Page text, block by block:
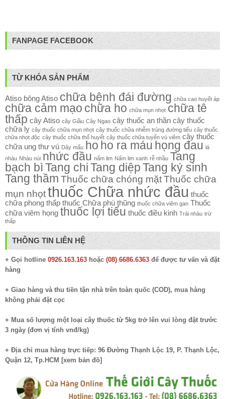
FANPAGE FACEBOOK
TỪ KHÓA SẢN PHẨM
Atiso bông Atiso chữa bệnh đái đường chữa cao huyết áp
chữa cảm mạo chữa ho chữa mụn nhọt chữa tê
thấp cây Atiso cây Giầu Cây Ngao cây thuốc an thần cây thuốc
chữa lỵ cây thuốc chữa mụn nhọt cây thuốc chữa nhiễm trùng đường tiểu cây thuốc
chữa nhọt độc cây thuốc chữa thổ huyết cây thuốc chữa tuyến vú viêm cây thuốc
chữa ung thư vú Dây mấu ho ho ra máu họng đau lá
nhàu Nhàu núi nhức đầu nấm lim Nấm lim xanh rễ nhầu Tang
bạch bì Tang chi Tang diệp Tang ký sinh
Tang thầm Thuốc chữa chóng mặtThuốc chữa
mụn nhọtthuốc Chữa nhức đầu thuốc
chữa phong thấp thuốc Chữa phù thũng thuốc chữa viêm gan Thuốc
chữa viêm họng thuốc lợi tiểu thuốc điều kinh Trái nhàu trừ
thấp
THÔNG TIN LIÊN HỆ
+ Gọi hotline 0926.163.163 hoặc (08) 6686.6363 để được tư vấn và đặt
hàng
+ Giao hàng và thu tiền tận nhà trên toàn quốc (COD), mua hàng
không phải đặt cọc
+ Mua số lượng một loại cây thuốc từ 5kg trở lên vui lòng đặt trước
3 ngày (đơn vị tính vnđ/kg)
+ Địa chỉ mua hàng trực tiếp: 96 Đường Thạnh Lộc 19, P. Thạnh Lộc,
Quận 12, Tp.HCM [xem bản đồ]